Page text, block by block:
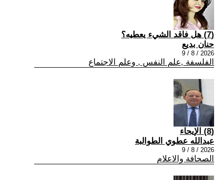
(7) هل فاقد الشيء يعطيه؟
حنان بديع
2026 / 8 / 9
الفلسفة ,علم النفس , وعلم الاجتماع
(8) الإيحاء
عبدالله عطوي الطوالبة
2026 / 8 / 9
الصحافة والاعلام